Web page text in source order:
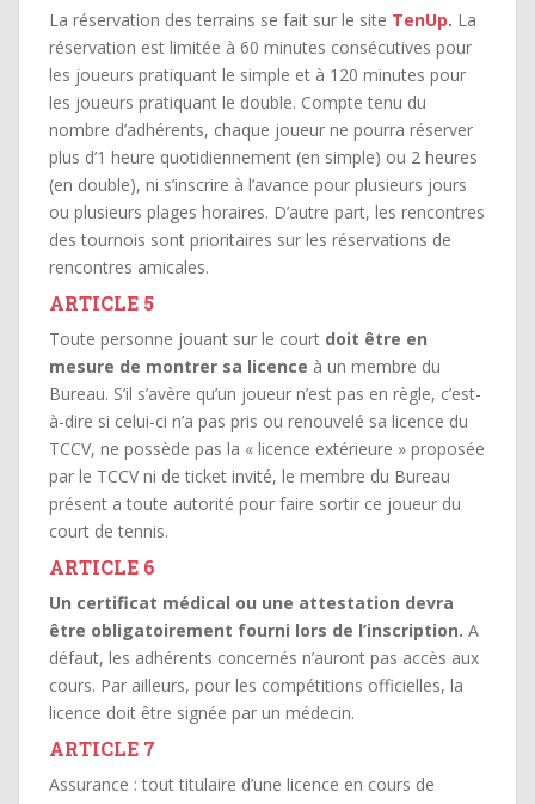
La réservation des terrains se fait sur le site TenUp. La
réservation est limitée à 60 minutes consécutives pour
les joueurs pratiquant le simple et à 120 minutes pour
les joueurs pratiquant le double. Compte tenu du
nombre d’adhérents, chaque joueur ne pourra réserver
plus d’1 heure quotidiennement (en simple) ou 2 heures
(en double), ni s’inscrire à l’avance pour plusieurs jours
ou plusieurs plages horaires. D’autre part, les rencontres
des tournois sont prioritaires sur les réservations de
rencontres amicales.
ARTICLE 5
Toute personne jouant sur le court doit être en
mesure de montrer sa licence à un membre du
Bureau. S’il s’avère qu’un joueur n’est pas en règle, c’est-
à-dire si celui-ci n’a pas pris ou renouvelé sa licence du
TCCV, ne possède pas la « licence extérieure » proposée
par le TCCV ni de ticket invité, le membre du Bureau
présent a toute autorité pour faire sortir ce joueur du
court de tennis.
ARTICLE 6
Un certificat médical ou une attestation devra
être obligatoirement fourni lors de l’inscription. A
défaut, les adhérents concernés n’auront pas accès aux
cours. Par ailleurs, pour les compétitions officielles, la
licence doit être signée par un médecin.
ARTICLE 7
Assurance : tout titulaire d’une licence en cours de